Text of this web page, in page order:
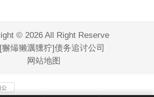
© 2026 All Right Reserve
熶獭濿獯狞]债务追讨公司
网站地图
公